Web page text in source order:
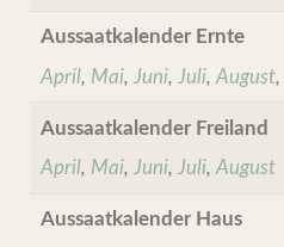
Aussaatkalender Ernte
April, Mai, Juni, Juli, August,
Aussaatkalender Freiland
April, Mai, Juni, Juli,August
Aussaatkalender Haus